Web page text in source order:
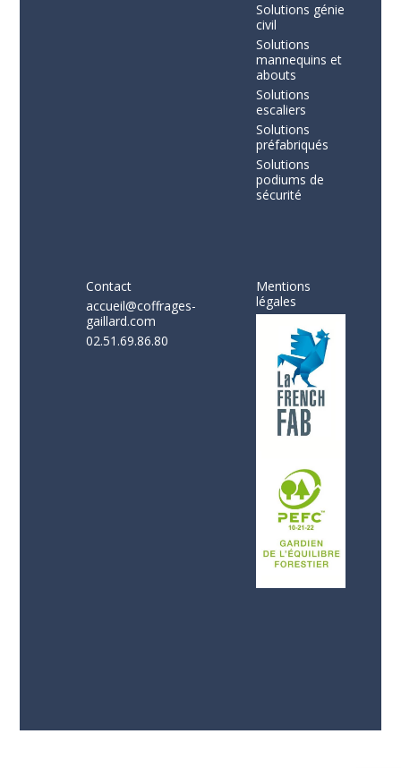
Solutions génie
civil
Solutions
mannequins et
abouts
Solutions
escaliers
Solutions
préfabriqués
Solutions
podiums de
sécurité
Contact
accueil@coffrages-
gaillard.com
02.51.69.86.80
Mentions
légales